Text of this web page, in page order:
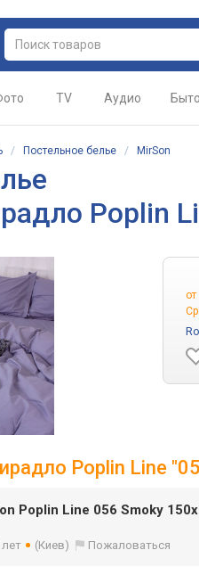
TV Аудио
/ Постельное белье / MirSon
Poplin
от
Poplin Line
Poplin Line 056 Smoky
лет (Киев) Пожаловаться